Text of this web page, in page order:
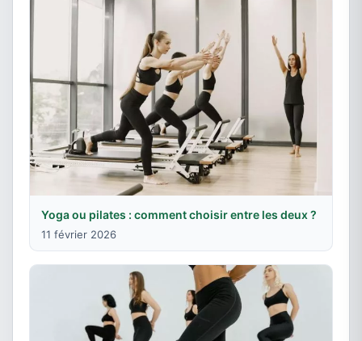
Yoga ou pilates : comment choisir entre les deux ?
11 février 2026